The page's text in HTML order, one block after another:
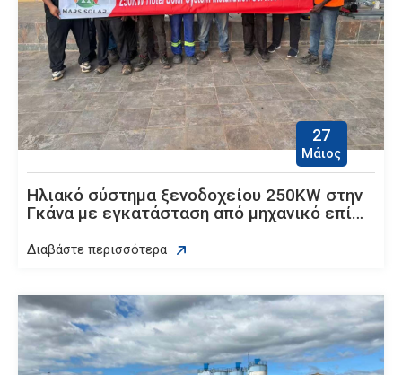
27
Μάιος
Ηλιακό σύστημα ξενοδοχείου 250KW στην
Γκάνα με εγκατάσταση από μηχανικό επί
ηλεκτρικής ενέργειας
Διαβάστε περισσότερα